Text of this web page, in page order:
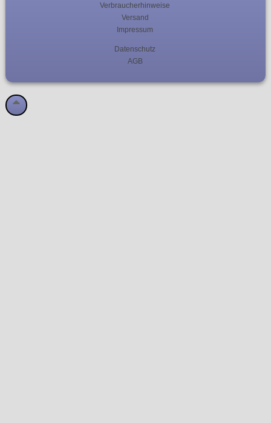
Verbraucherhinweise
Versand
Impressum
Datenschutz
AGB